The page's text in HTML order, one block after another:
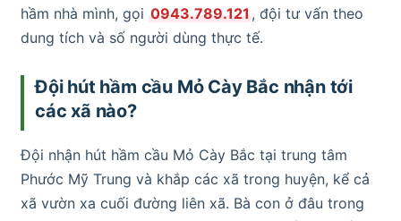
hầm nhà mình, gọi 0943.789.121 , đội tư vấn theo
dung tích và số người dùng thực tế.
Đội hút hầm cầu Mỏ Cày Bắc nhận tới
các xã nào?
Đội nhận hút hầm cầu Mỏ Cày Bắc tại trung tâm
Phước Mỹ Trung và khắp các xã trong huyện, kể cả
xã vườn xa cuối đường liên xã. Bà con ở đâu trong